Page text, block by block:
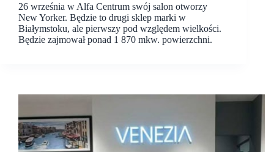
26 września w Alfa Centrum swój salon otworzy
New Yorker. Będzie to drugi sklep marki w
Białymstoku, ale pierwszy pod względem wielkości.
Będzie zajmował ponad 1 870 mkw. powierzchni.